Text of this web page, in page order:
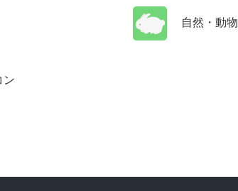
自然・動物
ン